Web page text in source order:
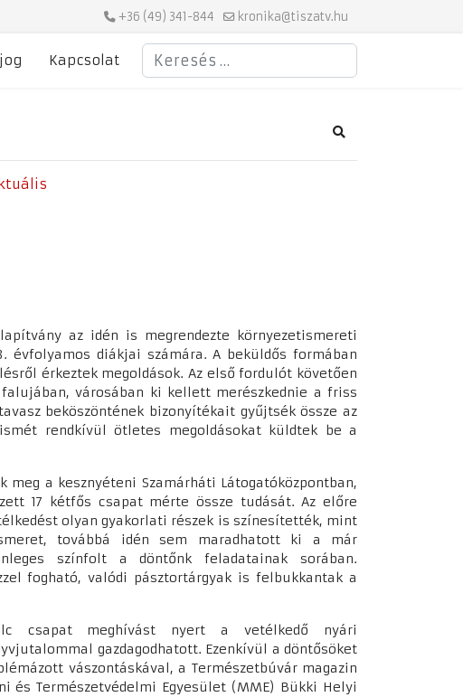
+36 (49) 341-844 kronika@tiszatv.hu
Kapcsolat
Keresés
Search
az idén is megrendezte környezetismereti
évfolyamos diákjai számára. A beküldős formában
érkeztek megoldások. Az első fordulót követően
városában ki kellett merészkednie a friss
beköszöntének bizonyítékait gyűjtsék össze az
rendkívül ötletes megoldásokat küldtek be a
a kesznyéteni Szamárháti Látogatóközpontban,
17 kétfős csapat mérte össze tudását. Az előre
olyan gyakorlati részek is színesítették, mint
továbbá idén sem maradhatott ki a már
színfolt a döntőnk feladatainak sorában.
fogható, valódi pásztortárgyak is felbukkantak a
csapat meghívást nyert a vetélkedő nyári
gazdagodhatott. Ezenkívül a döntősöket
vászontáskával, a Természetbúvár magazin
és Természetvédelmi Egyesület (MME) Bükki Helyi